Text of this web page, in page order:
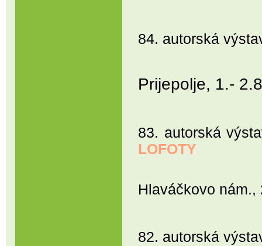
84. autorská
Prijepolje, 1.-
83. autorská
LOFOTY
Hlaváčkovo nám.,
82. autorská